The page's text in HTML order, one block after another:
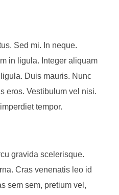
Sed mi. In neque.
in ligula. Integer aliquam
Duis mauris. Nunc
eros. Vestibulum vel nisi.
tempor.
gravida scelerisque.
Cras venenatis leo id
sem sem, pretium vel,